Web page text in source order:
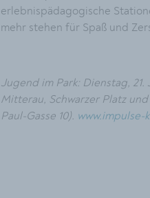
erlebnispädagogische
mehr stehen für Spaß und
Jugend im Park: Dienstag, 21.
Mitterau, Schwarzer Platz
Paul-Gasse 10). www.impulse-